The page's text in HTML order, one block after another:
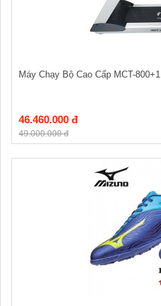
Máy Chạy Bộ Cao Cấp MCT-800+1
46.460.000 đ
49.000.000 đ